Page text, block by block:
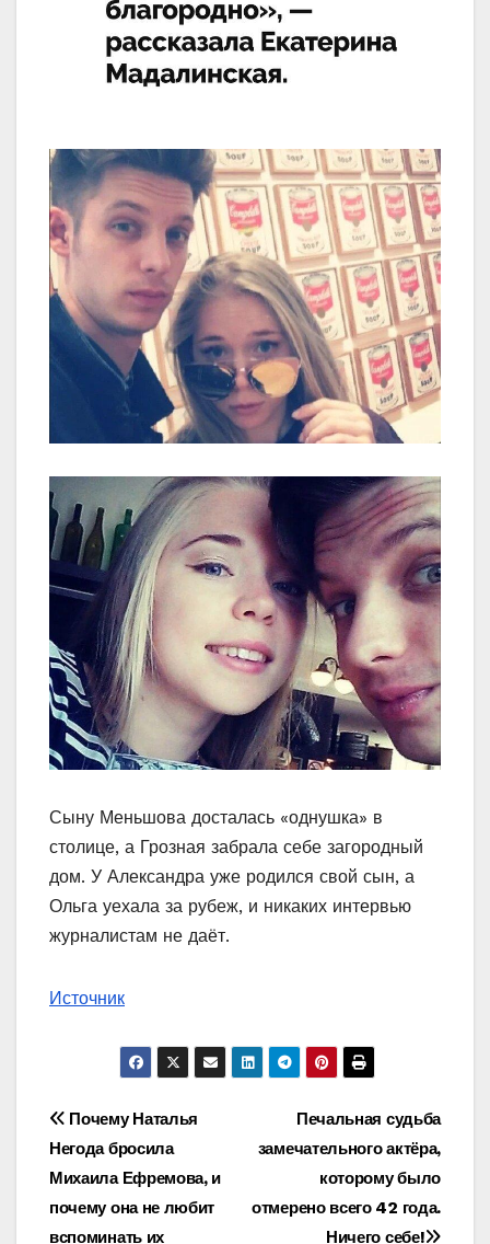
Сыну Меньшова досталась «однушка» в
столице, а Грозная забрала себе загородный
дом. У Александра уже родился свой сын, а
Ольга уехала за рубеж, и никаких интервью
журналистам не даёт.
Источник
Навигация
по
записям
Печальная судьба
замечательного актёра,
которому было
отмерено всего 42 года.
Ничего себе!
Почему Наталья
Негода бросила
Михаила Ефремова, и
почему она не любит
вспоминать их